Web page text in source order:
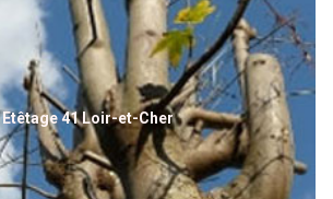
Etêtage 41 Loir-et-Cher